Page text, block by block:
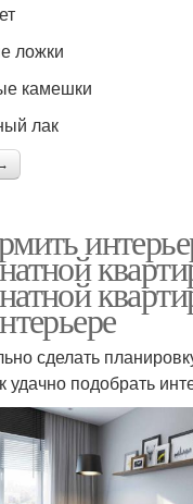
ложки
камешки
лак
сделать
удачно подобрать